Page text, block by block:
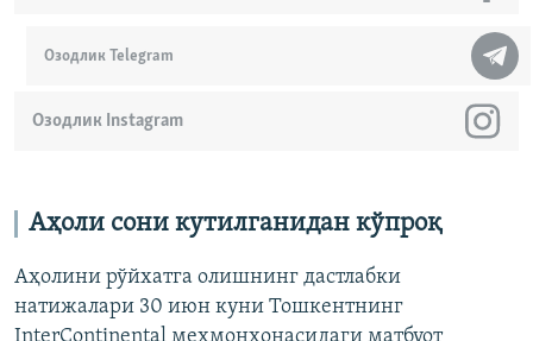
Озодлик Telegram
Озодлик Instagram
Аҳоли сони кутилганидан кўпроқ
Аҳолини рўйхатга олишнинг дастлабки
натижалари 30 июн куни Тошкентнинг